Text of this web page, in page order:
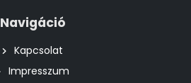
Navigáció
Kapcsolat
Impresszum